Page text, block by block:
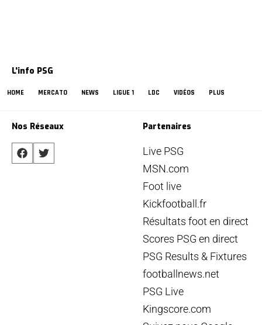
L'info PSG
HOME MERCATO NEWS LIGUE 1 LDC VIDÉOS PLUS
Nos Réseaux Partenaires
Live PSG
MSN.com
Foot live
Kickfootball.fr
Résultats foot en direct
Scores PSG en direct
PSG Results & Fixtures
footballnews.net
PSG Live
Kingscore.com